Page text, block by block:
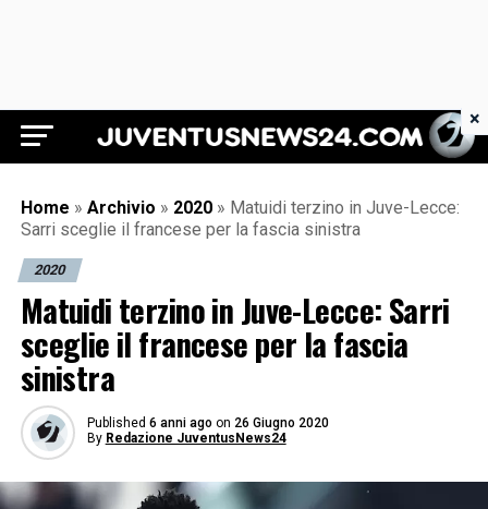
Juventus News 24
Home » Archivio » 2020 » Matuidi terzino in Juve-Lecce:
Sarri sceglie il francese per la fascia sinistra
2020
Matuidi terzino in Juve-Lecce: Sarri
sceglie il francese per la fascia
sinistra
Published 6 anni ago on 26 Giugno 2020
By Redazione JuventusNews24
×